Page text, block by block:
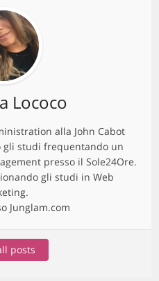
Lococo
alla John Cabot
gli studi frequentando un
presso il Sole24Ore.
gli studi in Web
Junglam.com
posts